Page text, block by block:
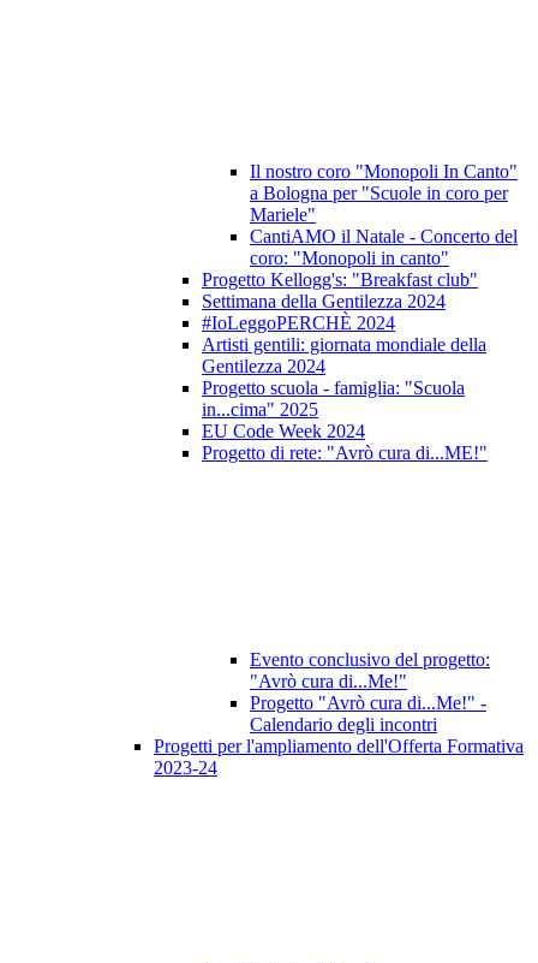
Il nostro coro "Monopoli In Canto"
a Bologna per "Scuole in coro per
Mariele"
CantiAMO il Natale - Concerto del
coro: "Monopoli in canto"
Progetto Kellogg's: "Breakfast club"
Settimana della Gentilezza 2024
#IoLeggoPERCHÈ 2024
Artisti gentili: giornata mondiale della
Gentilezza 2024
Progetto scuola - famiglia: "Scuola
in...cima" 2025
EU Code Week 2024
Progetto di rete: "Avrò cura di...ME!"
Evento conclusivo del progetto:
"Avrò cura di...Me!"
Progetto "Avrò cura di...Me!" -
Calendario degli incontri
Progetti per l'ampliamento dell'Offerta Formativa
2023-24